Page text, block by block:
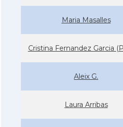
Maria Masalles
Cristina Fernandez Garcia
Aleix G.
Laura Arribas